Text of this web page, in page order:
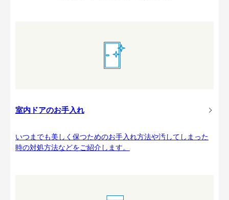
室内ドアのお手入れ
いつまでも美しく保つためのお手入れ方法や汚してしまった
時の対処方法などをご紹介します。